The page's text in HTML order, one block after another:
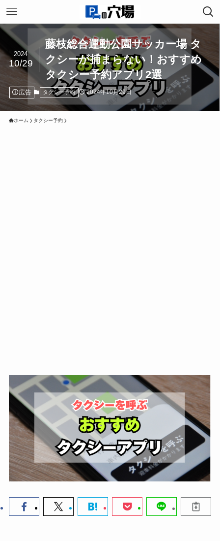
藤枝総合運動公園サッカー場 タ
クシーが捕まらない！おすすめ
タクシー予約アプリ2選
2024
10/29
広告 タクシー予約 2024年10月29日
ホーム タクシー予約